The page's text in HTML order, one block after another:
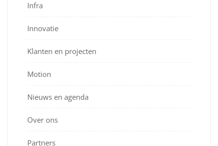
Infra
Innovatie
Klanten en projecten
Motion
Nieuws en agenda
Over ons
Partners